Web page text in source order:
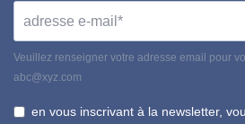
Veuillez renseigner votre adresse email pour
abc@xyz.com
en vous inscrivant à la newsletter,